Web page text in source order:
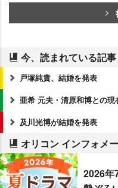
今、読まれている記事
戸塚純貴、結婚を発表
亜希 元夫・清原和博との現
及川光博が結婚を発表
オリコン インフォメ
2026年